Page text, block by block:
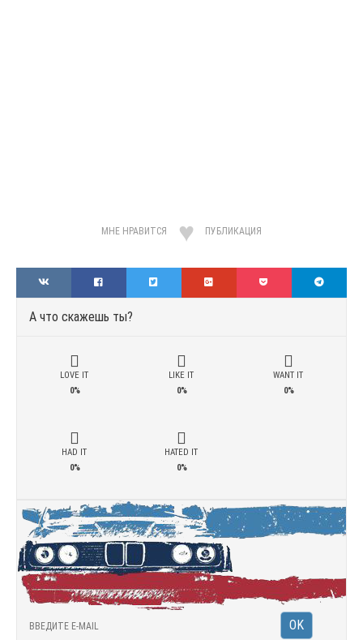
МНЕ НРАВИТСЯ ПУБЛИКАЦИЯ
А что скажешь ты?
LOVE IT
0%
LIKE IT
0%
WANT IT
0%
HAD IT
0%
HATED IT
0%